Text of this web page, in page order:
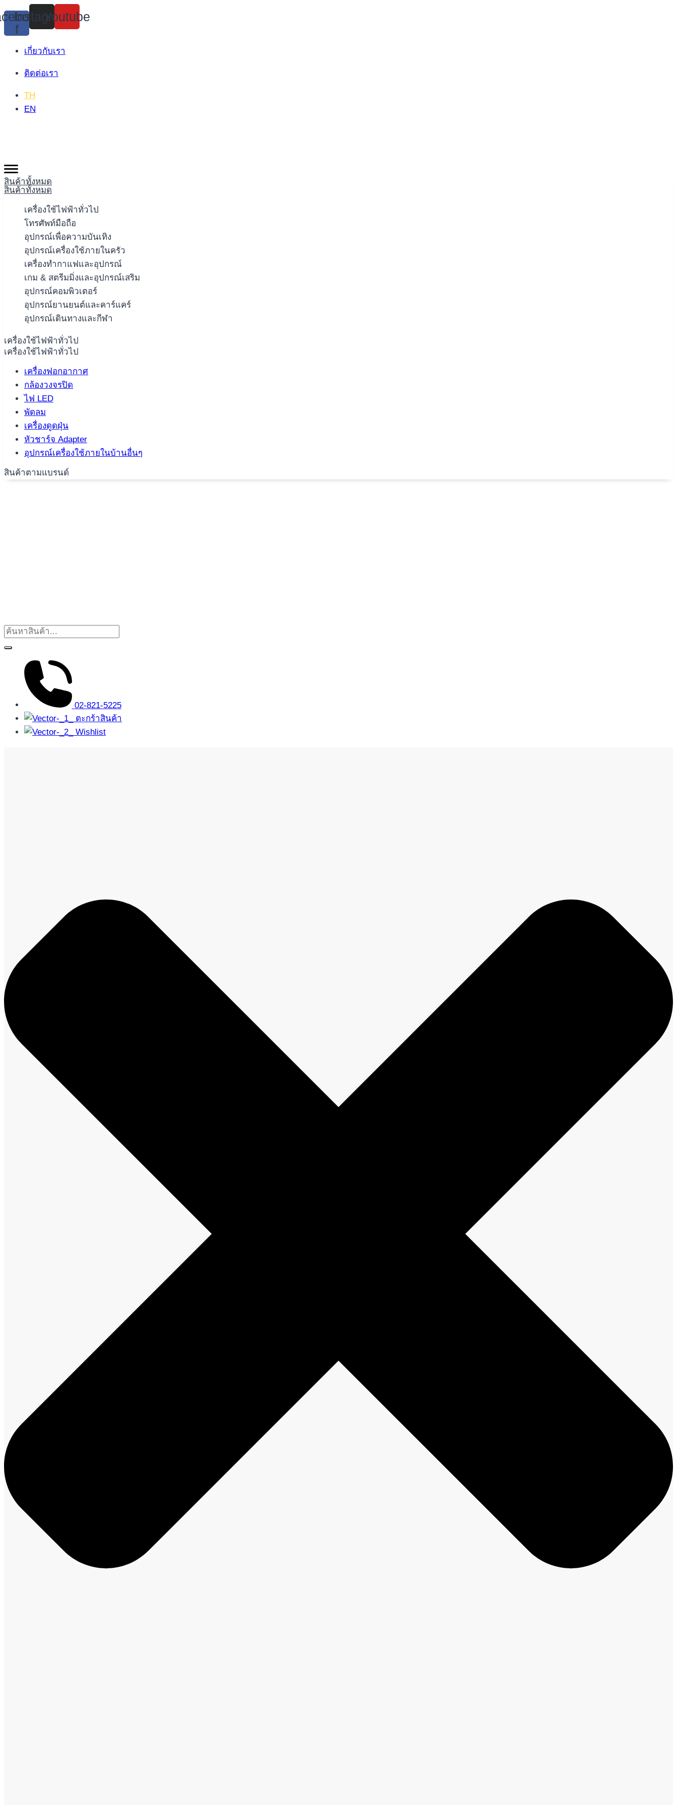
Skip
to
content
f
Instagram
Youtube
เกี่ยวกับเรา
ติดต่อเรา
TH
EN
สินค้าทั้งหมด
สินค้าทั้งหมด
เครื่องใช้ไฟฟ้าทั่วไป
โทรศัพท์มือถือ
อุปกรณ์เพื่อความบันเทิง
อุปกรณ์เครื่องใช้ภายในครัว
เครื่องทำกาแฟและอุปกรณ์
เกม & สตรีมมิ่งและอุปกรณ์เสริม
อุปกรณ์คอมพิวเตอร์
อุปกรณ์ยานยนต์และคาร์แคร์
อุปกรณ์เดินทางและกีฬา
เครื่องใช้ไฟฟ้าทั่วไป
เครื่องใช้ไฟฟ้าทั่วไป
เครื่องฟอกอากาศ
กล้องวงจรปิด
ไฟ LED
พัดลม
เครื่องดูดฝุ่น
หัวชาร์จ Adapter
อุปกรณ์เครื่องใช้ภายในบ้านอื่นๆ
สินค้าตามแบรนด์
02-821-5225
ตะกร้าสินค้า
Wishlist